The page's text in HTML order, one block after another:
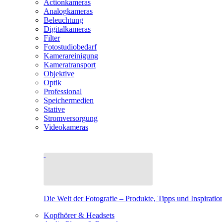
Actionkameras
Analogkameras
Beleuchtung
Digitalkameras
Filter
Fotostudiobedarf
Kamerareinigung
Kameratransport
Objektive
Optik
Professional
Speichermedien
Stative
Stromversorgung
Videokameras
Die Welt der Fotografie – Produkte, Tipps und
Kopfhörer & Headsets